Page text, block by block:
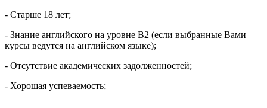
- Старше 18 лет;
- Знание английского на уровне В2 (если выбранные Вами
курсы ведутся на английском языке);
- Отсутствие академических задолженностей;
- Хорошая успеваемость;